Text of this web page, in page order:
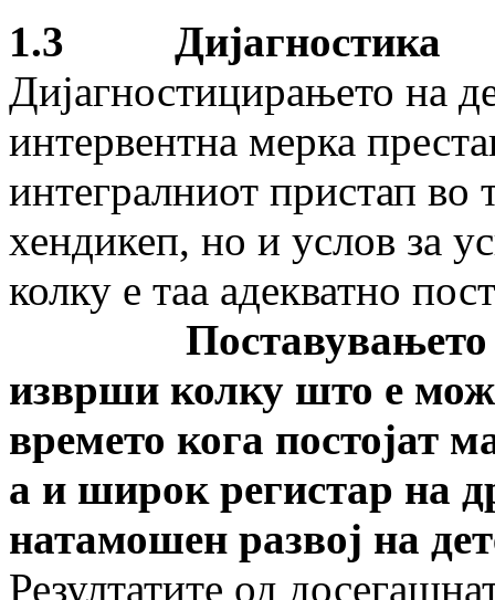
1.3 Дијагностика
Дијагностицирањето на
интервентна мерка
интегралниот пристап во
хендикеп, но и услов за
колку е таа адекватно
Поставувањето на
изврши колку што е
времето кога постојат
а и широк регистар на
натамошен развој на
Резултатите од